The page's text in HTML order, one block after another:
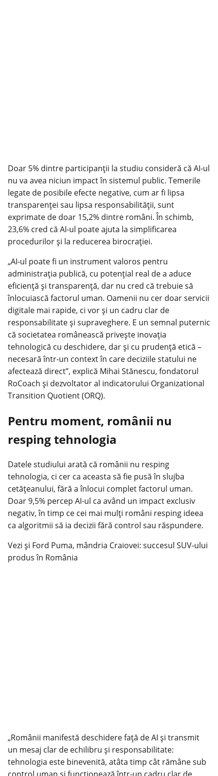
Doar 5% dintre participanții la studiu consideră că AI-ul
nu va avea niciun impact în sistemul public. Temerile
legate de posibile efecte negative, cum ar fi lipsa
transparenței sau lipsa responsabilității, sunt
exprimate de doar 15,2% dintre români. În schimb,
23,6% cred că AI-ul poate ajuta la simplificarea
procedurilor și la reducerea birocrației.
„AI-ul poate fi un instrument valoros pentru
administrația publică, cu potențial real de a aduce
eficiență și transparență, dar nu cred că trebuie să
înlocuiască factorul uman. Oamenii nu cer doar servicii
digitale mai rapide, ci vor și un cadru clar de
responsabilitate și supraveghere. E un semnal puternic
că societatea românească privește inovația
tehnologică cu deschidere, dar și cu prudență etică –
necesară într-un context în care deciziile statului ne
afectează direct”, explică Mihai Stănescu, fondatorul
RoCoach și dezvoltator al indicatorului Organizational
Transition Quotient (ORQ).
Pentru moment, românii nu
resping tehnologia
Datele studiului arată că românii nu resping
tehnologia, ci cer ca aceasta să fie pusă în slujba
cetățeanului, fără a înlocui complet factorul uman.
Doar 9,5% percep AI-ul ca având un impact exclusiv
negativ, în timp ce cei mai mulți români resping ideea
ca algoritmii să ia decizii fără control sau răspundere.
Vezi și Ford Puma, mândria Craiovei: succesul SUV-ului
produs în România
„Românii manifestă deschidere față de AI și transmit
un mesaj clar de echilibru și responsabilitate:
tehnologia este binevenită, atâta timp cât rămâne sub